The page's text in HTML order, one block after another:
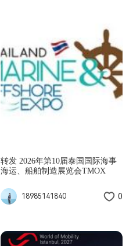
转发 2026年第10届泰国国际海事
海运、船舶制造展览会TMOX
18985141840 0